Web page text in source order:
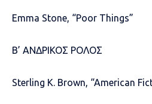
Emma Stone, “Poor Things”
Β’ ΑΝΔΡΙΚΟΣ ΡΟΛΟΣ
Sterling K. Brown, “American